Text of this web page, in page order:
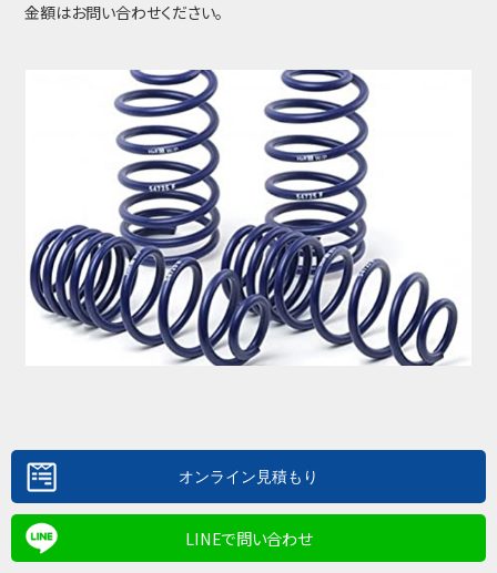
金額はお問い合わせください。
LINEで問い合わせ